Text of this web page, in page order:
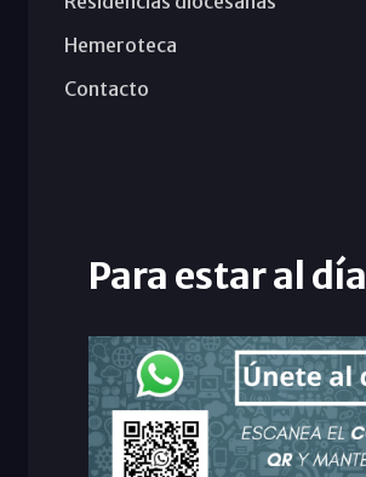
Hemeroteca
Contacto
Para estar al día